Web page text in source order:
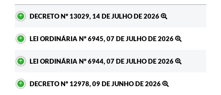
DECRETO Nº 13029, 14 DE JULHO DE 2026
LEI ORDINÁRIA Nº 6945, 07 DE JULHO DE 2026
LEI ORDINÁRIA Nº 6944, 07 DE JULHO DE 2026
DECRETO Nº 12978, 09 DE JUNHO DE 2026